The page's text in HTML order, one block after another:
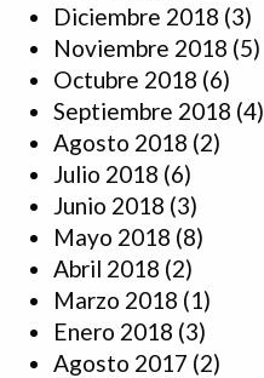
Diciembre 2018 (3)
Noviembre 2018 (5)
Octubre 2018 (6)
Septiembre 2018 (4)
Agosto 2018 (2)
Julio 2018 (6)
Junio 2018 (3)
Mayo 2018 (8)
Abril 2018 (2)
Marzo 2018 (1)
Enero 2018 (3)
Agosto 2017 (2)